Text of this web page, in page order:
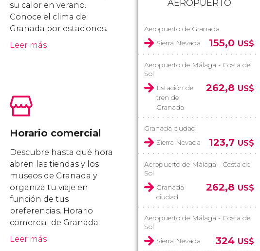
su calor en verano.
Conoce el clima de
Granada por estaciones.
Leer más
Horario comercial
Descubre hasta qué hora
abren las tiendas y los
museos de Granada y
organiza tu viaje en
función de tus
preferencias. Horario
comercial de Granada.
Leer más
AEROPUERTO
Aeropuerto de Granada
Sierra Nevada
155,0 US$
Aeropuerto de Málaga - Costa del
Sol
Estación de
tren de
Granada
262,8 US$
Granada ciudad
Sierra Nevada
123,7 US$
Aeropuerto de Málaga - Costa del
Sol
Granada
ciudad
262,8 US$
Aeropuerto de Málaga - Costa del
Sol
Sierra Nevada
324 US$